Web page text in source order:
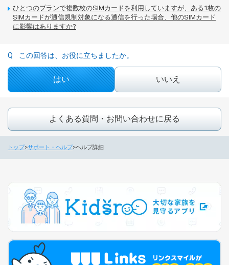
ひとつのプランで複数枚のSIMカードを利用していますが、ある1枚の
SIMカードが通信規制対象になる通信を行った場合、他のSIMカード
に影響はありますか?
この回答は、お役に立ちましたか。
はい いいえ
よくある質問・お問い合わせに戻る
トップ サポート・ヘルプ ヘルプ詳細